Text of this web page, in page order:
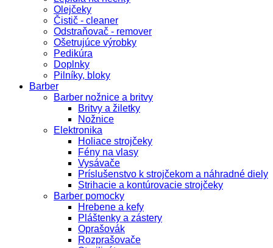
Olejčeky
Čistič - cleaner
Odstraňovač - remover
Ošetrujúce výrobky
Pedikúra
Doplnky
Pilníky, bloky
Barber
Barber nožnice a britvy
Britvy a žiletky
Nožnice
Elektronika
Holiace strojčeky
Fény na vlasy
Vysávače
Príslušenstvo k strojčekom a náhradné diely
Strihacie a kontúrovacie strojčeky
Barber pomocky
Hrebene a kefy
Pláštenky a zástery
Oprašovák
Rozprašovače